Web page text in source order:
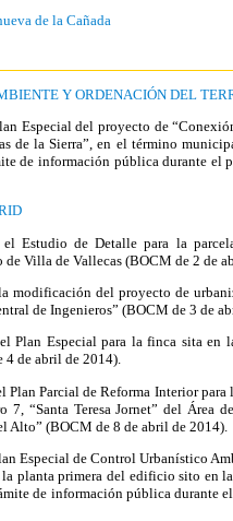
de la Cañada
Y ORDENACIÓN DEL
Especial del proyecto de
de la Sierra”, en el término
de información pública durante el
el Estudio de Detalle para la
Villa de Vallecas (BOCM de 2 de
modificación del proyecto de
de Ingenieros” (BOCM de 3 de
Plan Especial para la finca sita en
4 de abril de 2014).
Plan Parcial de Reforma Interior para
7, “Santa Teresa Jornet” del Área
Alto” (BOCM de 8 de abril de 2014).
Especial de Control Urbanístico
planta primera del edificio sito en
de información pública durante